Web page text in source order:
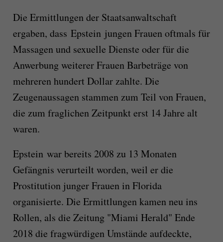
Die Ermittlungen der Staatsanwaltschaft
ergaben, dass Epstein jungen Frauen oftmals für
Massagen und sexuelle Dienste oder für die
Anwerbung weiterer Frauen Barbeträge von
mehreren hundert Dollar zahlte. Die
Zeugenaussagen stammen zum Teil von Frauen,
die zum fraglichen Zeitpunkt erst 14 Jahre alt
waren.
Epstein war bereits 2008 zu 13 Monaten
Gefängnis verurteilt worden, weil er die
Prostitution junger Frauen in Florida
organisierte. Die Ermittlungen kamen neu ins
Rollen, als die Zeitung "Miami Herald" Ende
2018 die fragwürdigen Umstände aufdeckte,